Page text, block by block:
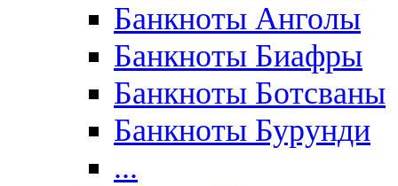
Банкноты Анголы
Банкноты Биафры
Банкноты Ботсваны
Банкноты Бурунди
...